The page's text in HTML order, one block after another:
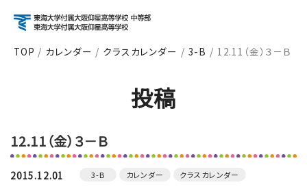
About 学校紹介
TOP カレンダー クラスカレンダー 3-B 12.11（金）３－Ｂ
投稿
12.11（金）３－Ｂ
2015.12.01 3-B カレンダー クラスカレンダー